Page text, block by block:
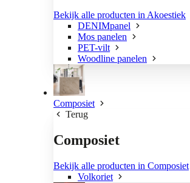
Bekijk alle producten in Akoestiek
DENIMpanel
Mos panelen
PET-vilt
Woodline panelen
Composiet
Terug
Composiet
Bekijk alle producten in Composiet
Volkoriet